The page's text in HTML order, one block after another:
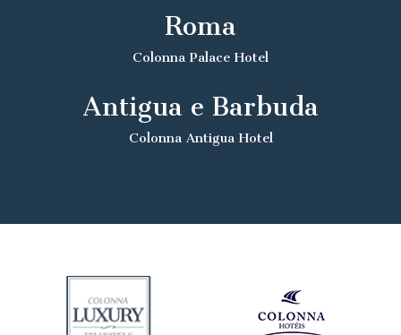
Roma
Colonna Palace Hotel
Antigua e Barbuda
Colonna Antigua Hotel